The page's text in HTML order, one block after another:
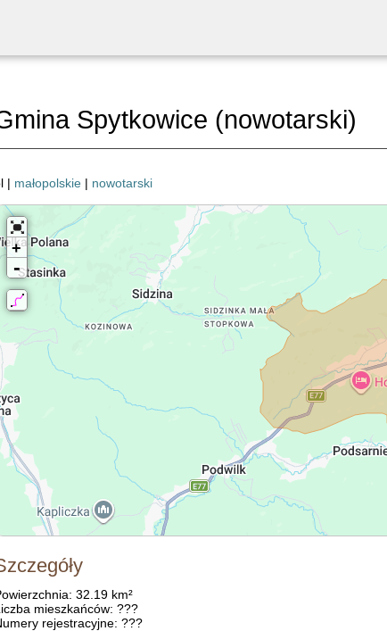
Spytkowice (nowotarski)
| małopolskie| nowotarski
+
-
32.19 km²
mieszkańców: ???
rejestracyjne: ???